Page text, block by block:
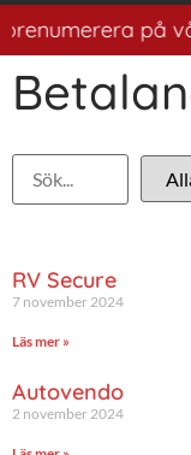
på vårt
RV Secure
7 november 2024
Läs mer »
Autovendo
2 november 2024